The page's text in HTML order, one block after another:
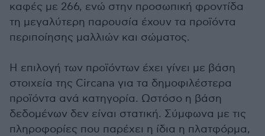
καφές με 266, ενώ στην προσωπική φροντίδα
τη μεγαλύτερη παρουσία έχουν τα προϊόντα
περιποίησης μαλλιών και σώματος.
Η επιλογή των προϊόντων έχει γίνει με βάση
στοιχεία της Circana για τα δημοφιλέστερα
προϊόντα ανά κατηγορία. Ωστόσο η βάση
δεδομένων δεν είναι στατική. Σύμφωνα με τις
πληροφορίες που παρέχει η ίδια η πλατφόρμα,